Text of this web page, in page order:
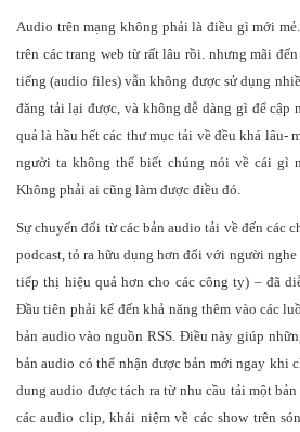
Audio trên mạng không phải là điều gì mới
trên các trang web từ rất lâu rồi. nhưng mãi
tiếng (audio files) vẫn không được sử dụng
đăng tải lại được, và không dễ dàng gì để cập
quả là hầu hết các thư mục tải về đều khá lâu-
người ta không thể biết chúng nói về cái gì
Không phải ai cũng làm được điều đó.
Sự chuyển đổi từ các bản audio tải về đến các
podcast, tỏ ra hữu dụng hơn đối với người
tiếp thị hiệu quả hơn cho các công ty) – đã
Đầu tiên phải kể đến khả năng thêm vào các
bản audio vào nguồn RSS. Điều này giúp
bản audio có thể nhận được bản mới ngay khi
dung audio được tách ra từ nhu cầu tải một
các audio clip, khái niệm về các show trên